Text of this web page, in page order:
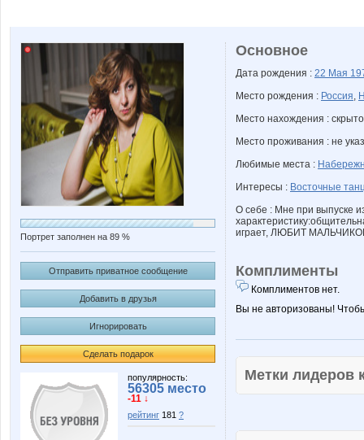
Портрет заполнен на 89 %
Отправить приватное сообщение
Добавить в друзья
Игнорировать
Сделать подарок
популярность:
56305 место
-11 ↓
рейтинг 181 ?
Основное
Дата рождения : 22 Мая
Место рождения : Россия,
Место нахождения : скрыто
Место проживания : не
Любимые места :
Интересы : Восточные
О себе : Мне при выпуске
играет, ЛЮБИТ
Комплименты
Комплиментов нет.
Вы не авторизованы!
Метки